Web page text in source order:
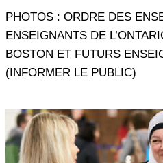
PHOTOS : ORDRE DES
ENSEIGNANTS DE
BOSTON ET FUTURS
(INFORMER LE PUBLIC)